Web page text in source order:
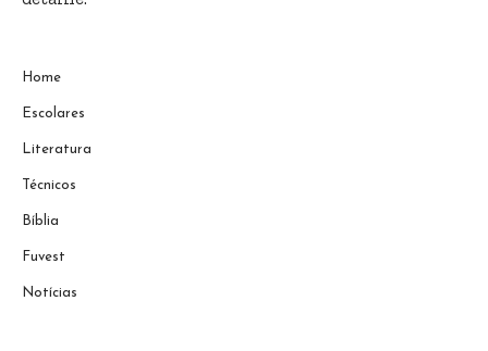
Home
Escolares
Literatura
Técnicos
Bíblia
Fuvest
Notícias